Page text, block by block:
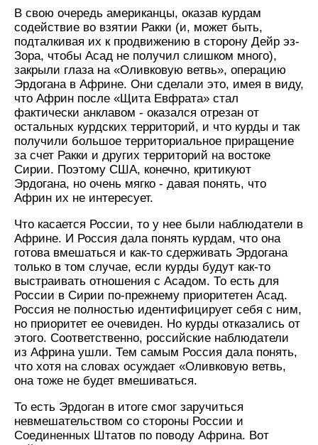
В свою очередь американцы, оказав курдам
содействие во взятии Ракки (и, может быть,
подталкивая их к продвижению в сторону Дейр эз-
Зора, чтобы Асад не получил слишком много),
закрыли глаза на «Оливковую ветвь», операцию
Эрдогана в Африне. Они сделали это, имея в виду,
что Африн после «Щита Евфрата» стал
фактически анклавом - оказался отрезан от
остальных курдских территорий, и что курды и так
получили большое территориальное приращение
за счет Ракки и других территорий на востоке
Сирии. Поэтому США, конечно, критикуют
Эрдогана, но очень мягко - давая понять, что
Африн их не интересует.
Что касается России, то у нее были наблюдатели в
Африне. И Россия дала понять курдам, что она
готова вмешаться и как-то сдерживать Эрдогана
только в том случае, если курды будут как-то
выстраивать отношения с Асадом. То есть для
России в Сирии по-прежнему приоритетен Асад.
Россия не полностью идентифицирует себя с ним,
но приоритет ее очевиден. Но курды отказались от
этого. Соответственно, российские наблюдатели
из Африна ушли. Тем самым Россия дала понять,
что хотя на словах осуждает «Оливковую ветвь,
она тоже не будет вмешиваться.
То есть Эрдоган в итоге смог заручиться
невмешательством со стороны России и
Соединенных Штатов по поводу Африна. Вот